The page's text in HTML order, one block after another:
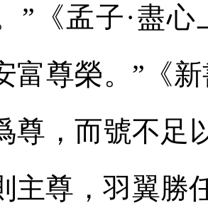
”《孟子·盡
富尊榮。”《
尊，而號不足
主尊，羽翼勝